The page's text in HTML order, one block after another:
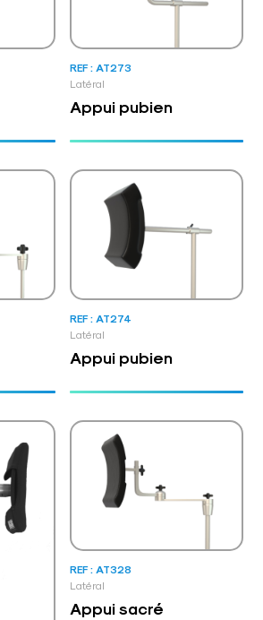
Latéral
REF : AT273
Appui pubien
Latéral
REF : AT274
Appui pubien
Latéral
REF : AT328
Appui sacré